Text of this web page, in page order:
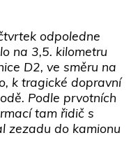
odpoledne
na 3,5. kilometru
D2, ve směru na
k tragické dopravní
Podle prvotních
tam řidič s
zezadu do kamionu